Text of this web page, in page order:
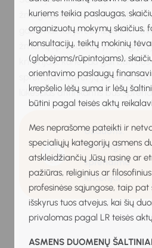
kuriems teikia paslaugas,
organizuotų mokymų skaičius,
konsultacijų, teiktų mokinių
(globėjams/rūpintojams),
orientavimo paslaugų
krepšelio lėšų suma ir lėšų
būtini pagal teisės aktų
Mes neprašome pateikti ir
specialiųjų kategorijų asmens
atskleidžiančių Jūsų rasinę ar
pažiūras, religinius ar
profesinėse sąjungose, taip pat
išskyrus tuos atvejus, kai šių
privalomas pagal LR teisės
ASMENS DUOMENŲ ŠALTINIAI
žmogaus asmeninės savybės,
gabumai, karjeros vizija ir kt.
žmonių sprendimai yra pagrįsti
kriterijais, kurie tau gali būti
sprendimo kriterijų sąrašas,
lūkesčius atitinkantis bus
Užduotis:
Skirtingi
sprendimo
kriterijai